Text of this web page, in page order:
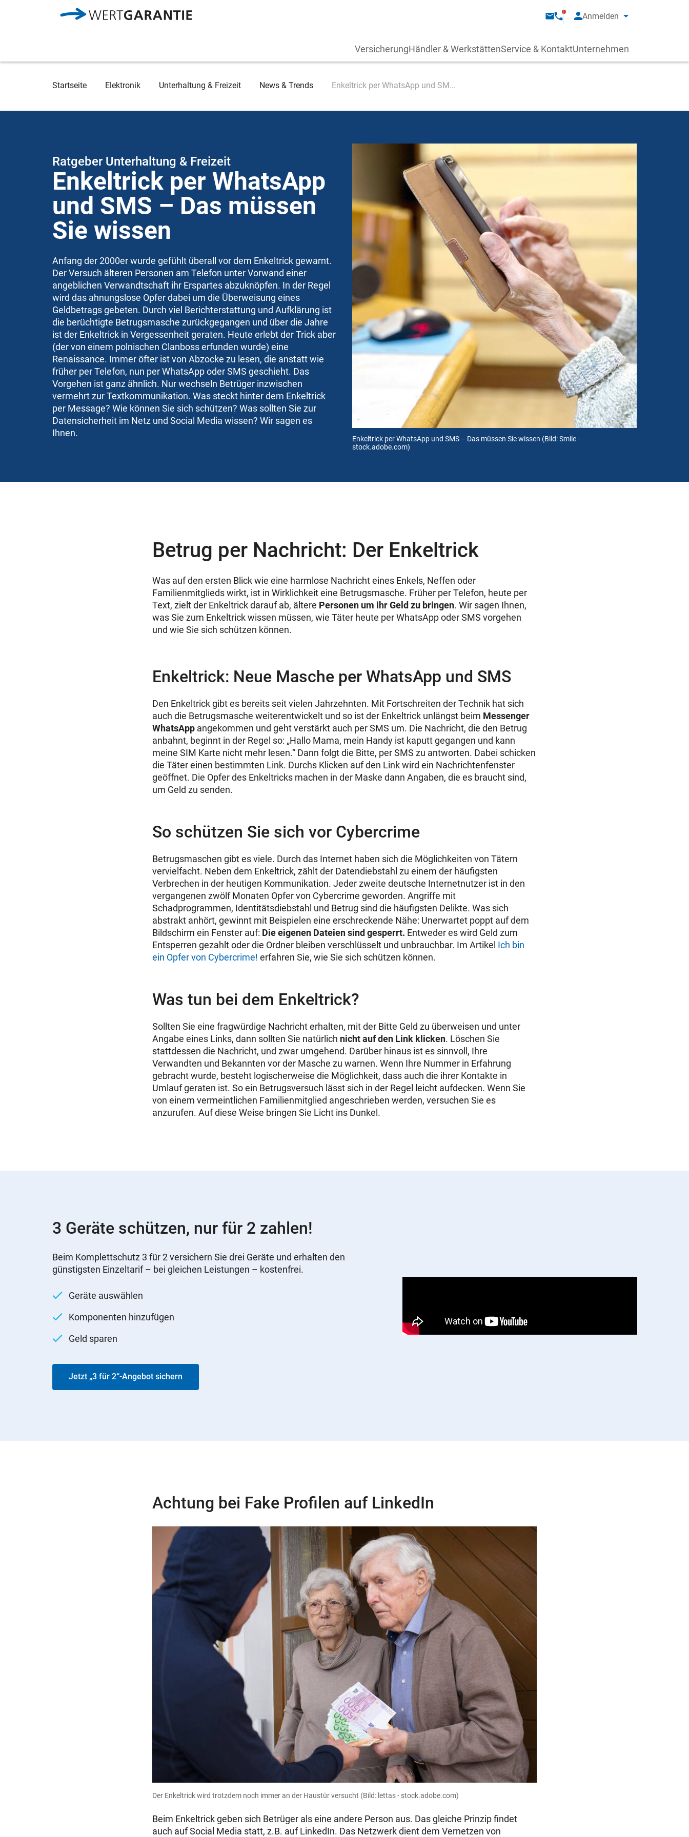
Anmelden
VersicherungHändler & WerkstättenService & KontaktUnternehmen
Breadcrumb
Startseite Elektronik Unterhaltung & Freizeit News & Trends Enkeltrick per WhatsApp und SM...
Enkeltrick per WhatsApp und SMS – Das müssen Sie wissen (Bild: Smile -
stock.adobe.com)
Ratgeber Unterhaltung & Freizeit
Enkeltrick per WhatsApp
und SMS – Das müssen
Sie wissen
Anfang der 2000er wurde gefühlt überall vor dem Enkeltrick gewarnt.
Der Versuch älteren Personen am Telefon unter Vorwand einer
angeblichen Verwandtschaft ihr Erspartes abzuknöpfen. In der Regel
wird das ahnungslose Opfer dabei um die Überweisung eines
Geldbetrags gebeten. Durch viel Berichterstattung und Aufklärung ist
die berüchtigte Betrugsmasche zurückgegangen und über die Jahre
ist der Enkeltrick in Vergessenheit geraten. Heute erlebt der Trick aber
(der von einem polnischen Clanboss erfunden wurde) eine
Renaissance. Immer öfter ist von Abzocke zu lesen, die anstatt wie
früher per Telefon, nun per WhatsApp oder SMS geschieht. Das
Vorgehen ist ganz ähnlich. Nur wechseln Betrüger inzwischen
vermehrt zur Textkommunikation. Was steckt hinter dem Enkeltrick
per Message? Wie können Sie sich schützen? Was sollten Sie zur
Datensicherheit im Netz und Social Media wissen? Wir sagen es
Ihnen.
Betrug per Nachricht: Der Enkeltrick
Was auf den ersten Blick wie eine harmlose Nachricht eines Enkels, Neffen oder
Familienmitglieds wirkt, ist in Wirklichkeit eine Betrugsmasche. Früher per Telefon, heute per
Text, zielt der Enkeltrick darauf ab, ältere Personen um ihr Geld zu bringen. Wir sagen Ihnen,
was Sie zum Enkeltrick wissen müssen, wie Täter heute per WhatsApp oder SMS vorgehen
und wie Sie sich schützen können.
Enkeltrick: Neue Masche per WhatsApp und SMS
Den Enkeltrick gibt es bereits seit vielen Jahrzehnten. Mit Fortschreiten der Technik hat sich
auch die Betrugsmasche weiterentwickelt und so ist der Enkeltrick unlängst beim Messenger
WhatsApp angekommen und geht verstärkt auch per SMS um. Die Nachricht, die den Betrug
anbahnt, beginnt in der Regel so: „Hallo Mama, mein Handy ist kaputt gegangen und kann
meine SIM Karte nicht mehr lesen.“ Dann folgt die Bitte, per SMS zu antworten. Dabei schicken
die Täter einen bestimmten Link. Durchs Klicken auf den Link wird ein Nachrichtenfenster
geöffnet. Die Opfer des Enkeltricks machen in der Maske dann Angaben, die es braucht sind,
um Geld zu senden.
So schützen Sie sich vor Cybercrime
Betrugsmaschen gibt es viele. Durch das Internet haben sich die Möglichkeiten von Tätern
vervielfacht. Neben dem Enkeltrick, zählt der Datendiebstahl zu einem der häufigsten
Verbrechen in der heutigen Kommunikation. Jeder zweite deutsche Internetnutzer ist in den
vergangenen zwölf Monaten Opfer von Cybercrime geworden. Angriffe mit
Schadprogrammen, Identitätsdiebstahl und Betrug sind die häufigsten Delikte. Was sich
abstrakt anhört, gewinnt mit Beispielen eine erschreckende Nähe: Unerwartet poppt auf dem
Bildschirm ein Fenster auf: Die eigenen Dateien sind gesperrt. Entweder es wird Geld zum
Entsperren gezahlt oder die Ordner bleiben verschlüsselt und unbrauchbar. Im Artikel Ich bin
ein Opfer von Cybercrime! erfahren Sie, wie Sie sich schützen können.
Was tun bei dem Enkeltrick?
Sollten Sie eine fragwürdige Nachricht erhalten, mit der Bitte Geld zu überweisen und unter
Angabe eines Links, dann sollten Sie natürlich nicht auf den Link klicken. Löschen Sie
stattdessen die Nachricht, und zwar umgehend. Darüber hinaus ist es sinnvoll, Ihre
Verwandten und Bekannten vor der Masche zu warnen. Wenn Ihre Nummer in Erfahrung
gebracht wurde, besteht logischerweise die Möglichkeit, dass auch die ihrer Kontakte in
Umlauf geraten ist. So ein Betrugsversuch lässt sich in der Regel leicht aufdecken. Wenn Sie
von einem vermeintlichen Familienmitglied angeschrieben werden, versuchen Sie es
anzurufen. Auf diese Weise bringen Sie Licht ins Dunkel.
3 Geräte schützen, nur für 2 zahlen!
Beim Komplettschutz 3 für 2 versichern Sie drei Geräte und erhalten den
günstigsten Einzeltarif – bei gleichen Leistungen – kostenfrei.
Geräte auswählen
Komponenten hinzufügen
Geld sparen
Jetzt „3 für 2“-Angebot sichern
Achtung bei Fake Profilen auf LinkedIn
Der Enkeltrick wird trotzdem noch immer an der Haustür versucht (Bild: lettas - stock.adobe.com)
Beim Enkeltrick geben sich Betrüger als eine andere Person aus. Das gleiche Prinzip findet
auch auf Social Media statt, z.B. auf LinkedIn. Das Netzwerk dient dem Vernetzen von